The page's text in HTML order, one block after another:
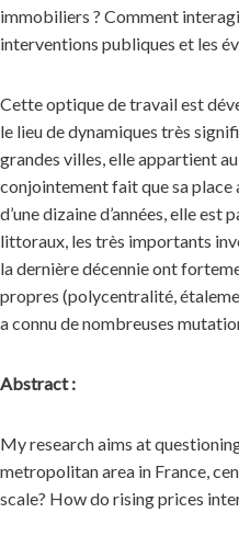
immobiliers ? Comment
interventions publiques et les
Cette optique de travail est
le lieu de dynamiques très
grandes villes, elle appartient
conjointement fait que sa place
d’une dizaine d’années, elle
littoraux, les très importants
la dernière décennie ont
propres (polycentralité,
a connu de nombreuses
Abstract :
My research aims at
metropolitan area in France,
scale? How do rising prices